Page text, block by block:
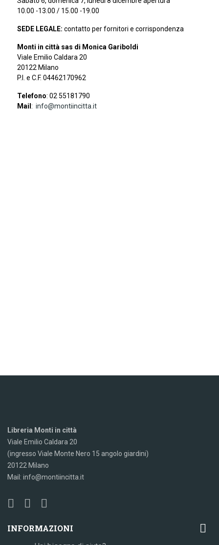
10.00 -13.00 / 15.00 -19.00
SEDE LEGALE: contatto per fornitori e corrispondenza
Monti in città sas di Monica Gariboldi
Viale Emilio Caldara 20
20122 Milano
P.I. e C.F. 04462170962
Telefono: 02 55181790
Mail : info@montiincitta.it
Libreria Monti in città
Viale Emilio Caldara 20
(ingresso Viale Monte Nero 15 angolo giardini)
20122 Milano
Mail: info@montiincitta.it
INFORMAZIONI 